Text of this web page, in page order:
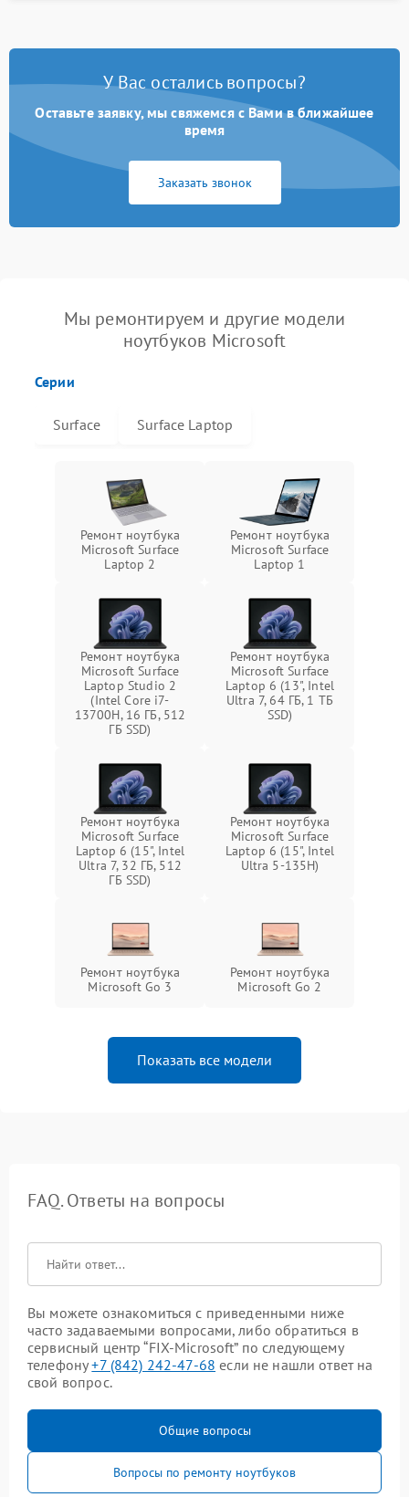
У Вас остались вопросы?
Оставьте заявку, мы свяжемся с Вами в ближайшее
время
Заказать звонок
Мы ремонтируем и другие модели
ноутбуков Microsoft
Серии
Surface Surface Laptop
Ремонт ноутбука
Microsoft Surface
Laptop 2
Ремонт ноутбука
Microsoft Surface
Laptop 1
Ремонт ноутбука
Microsoft Surface
Laptop Studio 2
(Intel Core i7-
13700H, 16 ГБ, 512
ГБ SSD)
Ремонт ноутбука
Microsoft Surface
Laptop 6 (13", Intel
Ultra 7, 64 ГБ, 1 ТБ
SSD)
Ремонт ноутбука
Microsoft Surface
Laptop 6 (15", Intel
Ultra 7, 32 ГБ, 512
ГБ SSD)
Ремонт ноутбука
Microsoft Surface
Laptop 6 (15", Intel
Ultra 5-135H)
Ремонт ноутбука
Microsoft Go 3
Ремонт ноутбука
Microsoft Go 2
Показать все модели
FAQ. Ответы на вопросы
Вы можете ознакомиться с приведенными ниже
часто задаваемыми вопросами, либо обратиться в
сервисный центр “FIX-Microsoft” по следующему
телефону+7 (842) 242-47-68 если не нашли ответ на
свой вопрос.
Общие вопросы
Вопросы по ремонту ноутбуков